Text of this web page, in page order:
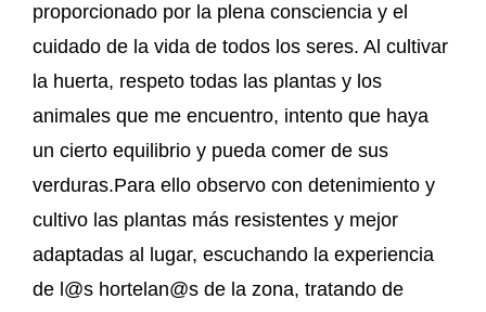
proporcionado por la plena consciencia y el
cuidado de la vida de todos los seres. Al cultivar
la huerta, respeto todas las plantas y los
animales que me encuentro, intento que haya
un cierto equilibrio y pueda comer de sus
verduras.Para ello observo con detenimiento y
cultivo las plantas más resistentes y mejor
adaptadas al lugar, escuchando la experiencia
de l@s hortelan@s de la zona, tratando de